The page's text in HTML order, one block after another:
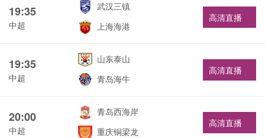
19:35
中超
武汉三镇
上海海港
高清直播
19:35
中超
山东泰山
青岛海牛
高清直播
20:00
中超
青岛西海岸
重庆铜梁龙
高清直播